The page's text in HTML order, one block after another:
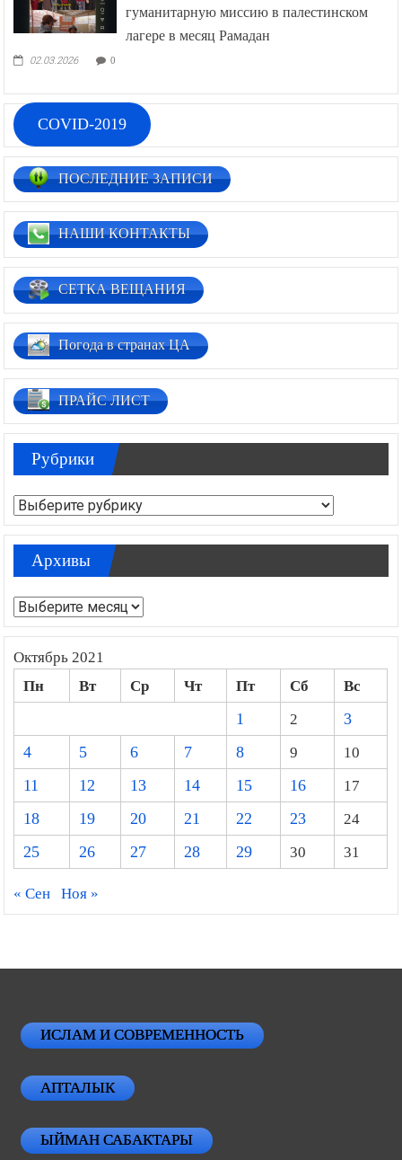
гуманитарную миссию в палестинском
лагере в месяц Рамадан
02.03.2026 0
COVID-2019
ПОСЛЕДНИЕ ЗАПИСИ
НАШИ КОНТАКТЫ
СЕТКА ВЕЩАНИЯ
Погода в странах ЦА
ПРАЙС ЛИСТ
Рубрики
Рубрики
Архивы
Архивы
Октябрь 2021
Пн Вт Ср Чт Пт Сб
Вс
1
2
3
4
5 6 7 8 9
10
11
12 13 14 15 16
17
18
19 20 21 22 23
24
25
26 27 28 29 30 31
« Сен Ноя »
ИСЛАМ И СОВРЕМЕННОСТЬ
АПТАЛЫК
ЫЙМАН САБАКТАРЫ